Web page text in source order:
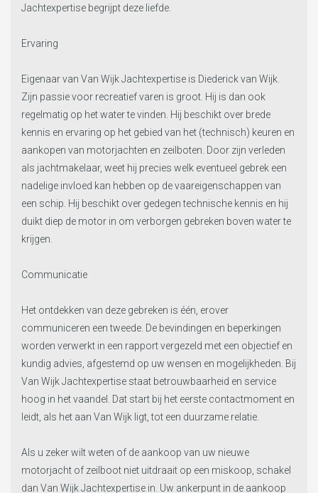
Jachtexpertise begrijpt deze liefde.
Ervaring
Eigenaar van Van Wijk Jachtexpertise is Diederick van Wijk.
Zijn passie voor recreatief varen is groot. Hij is dan ook
regelmatig op het water te vinden. Hij beschikt over brede
kennis en ervaring op het gebied van het (technisch) keuren en
aankopen van motorjachten en zeilboten. Door zijn verleden
als jachtmakelaar, weet hij precies welk eventueel gebrek een
nadelige invloed kan hebben op de vaareigenschappen van
een schip. Hij beschikt over gedegen technische kennis en hij
duikt diep de motor in om verborgen gebreken boven water te
krijgen.
Communicatie
Het ontdekken van deze gebreken is één, erover
communiceren een tweede. De bevindingen en beperkingen
worden verwerkt in een rapport vergezeld met een objectief en
kundig advies, afgestemd op uw wensen en mogelijkheden. Bij
Van Wijk Jachtexpertise staat betrouwbaarheid en service
hoog in het vaandel. Dat start bij het eerste contactmoment en
leidt, als het aan Van Wijk ligt, tot een duurzame relatie.
Als u zeker wilt weten of de aankoop van uw nieuwe
motorjacht of zeilboot niet uitdraait op een miskoop, schakel
dan Van Wijk Jachtexpertise in. Uw ankerpunt in de aankoop